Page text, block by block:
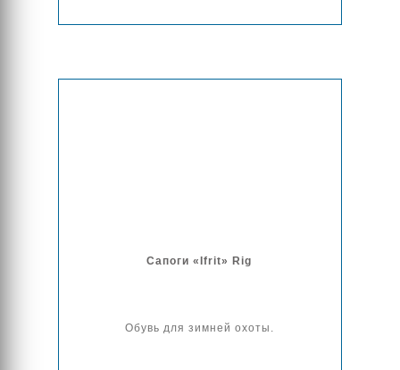
Сапоги «Ifrit» Rig
Обувь для зимней охоты.